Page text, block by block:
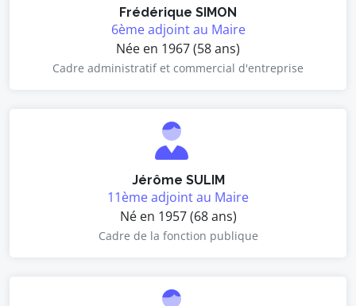
Frédérique SIMON
6ème adjoint au Maire
Née en 1967 (58 ans)
Cadre administratif et commercial d'entreprise
Jérôme SULIM
11ème adjoint au Maire
Né en 1957 (68 ans)
Cadre de la fonction publique